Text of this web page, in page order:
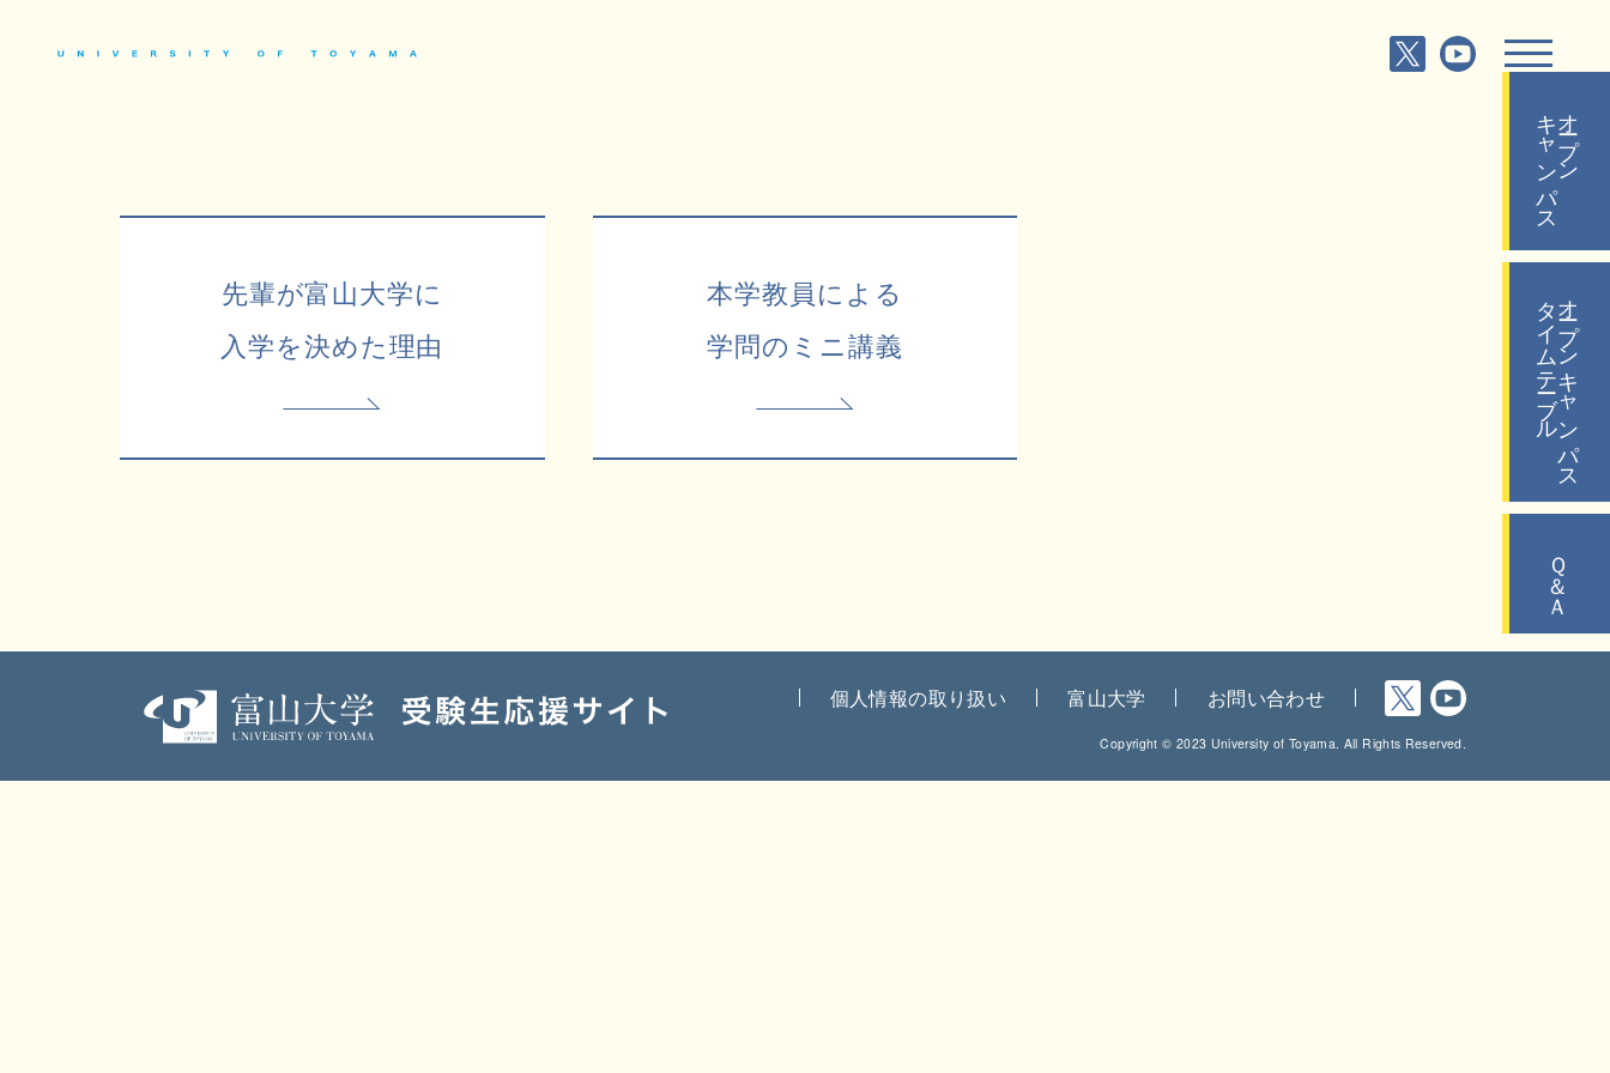
オープン
キャンパス
オープンキャンパス
タイムテーブル
Ｑ＆Ａ
先輩が富山大学に
入学を決めた理由
本学教員による
学問のミニ講義
個人情報の取り扱い 富山大学 お問い合わせ
Copyright © 2023 University of Toyama. All Rights Reserved.